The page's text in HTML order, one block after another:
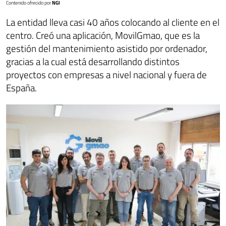
Contenido ofrecido porNGI
La entidad lleva casi 40 años colocando al cliente en el
centro. Creó una aplicación, MovilGmao, que es la
gestión del mantenimiento asistido por ordenador,
gracias a la cual está desarrollando distintos
proyectos con empresas a nivel nacional y fuera de
España.